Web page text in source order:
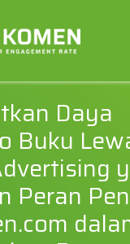
Daya
Buku
Peran